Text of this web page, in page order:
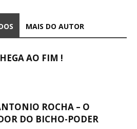
MAIS DO AUTOR
AO FIM !
ROCHA – O
DO BICHO-PODER